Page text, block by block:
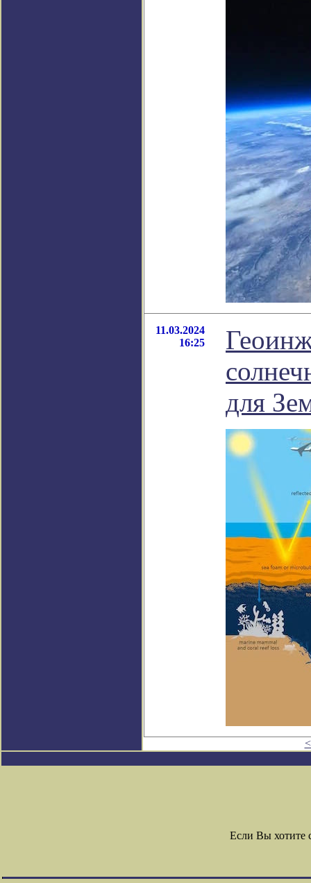
11.03.2024
16:25
для
Если Вы хотите